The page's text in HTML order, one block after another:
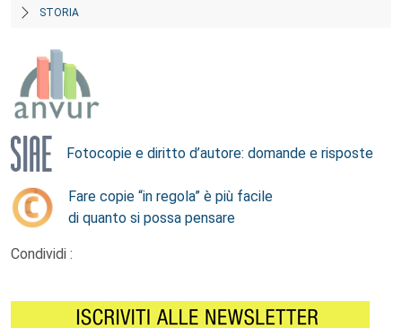
STORIA
Fotocopie e diritto d’autore: domande e risposte
Fare copie “in regola” è più facile
di quanto si possa pensare
Condividi :